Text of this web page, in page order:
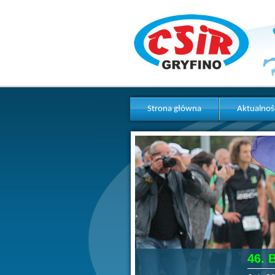
Strona główna